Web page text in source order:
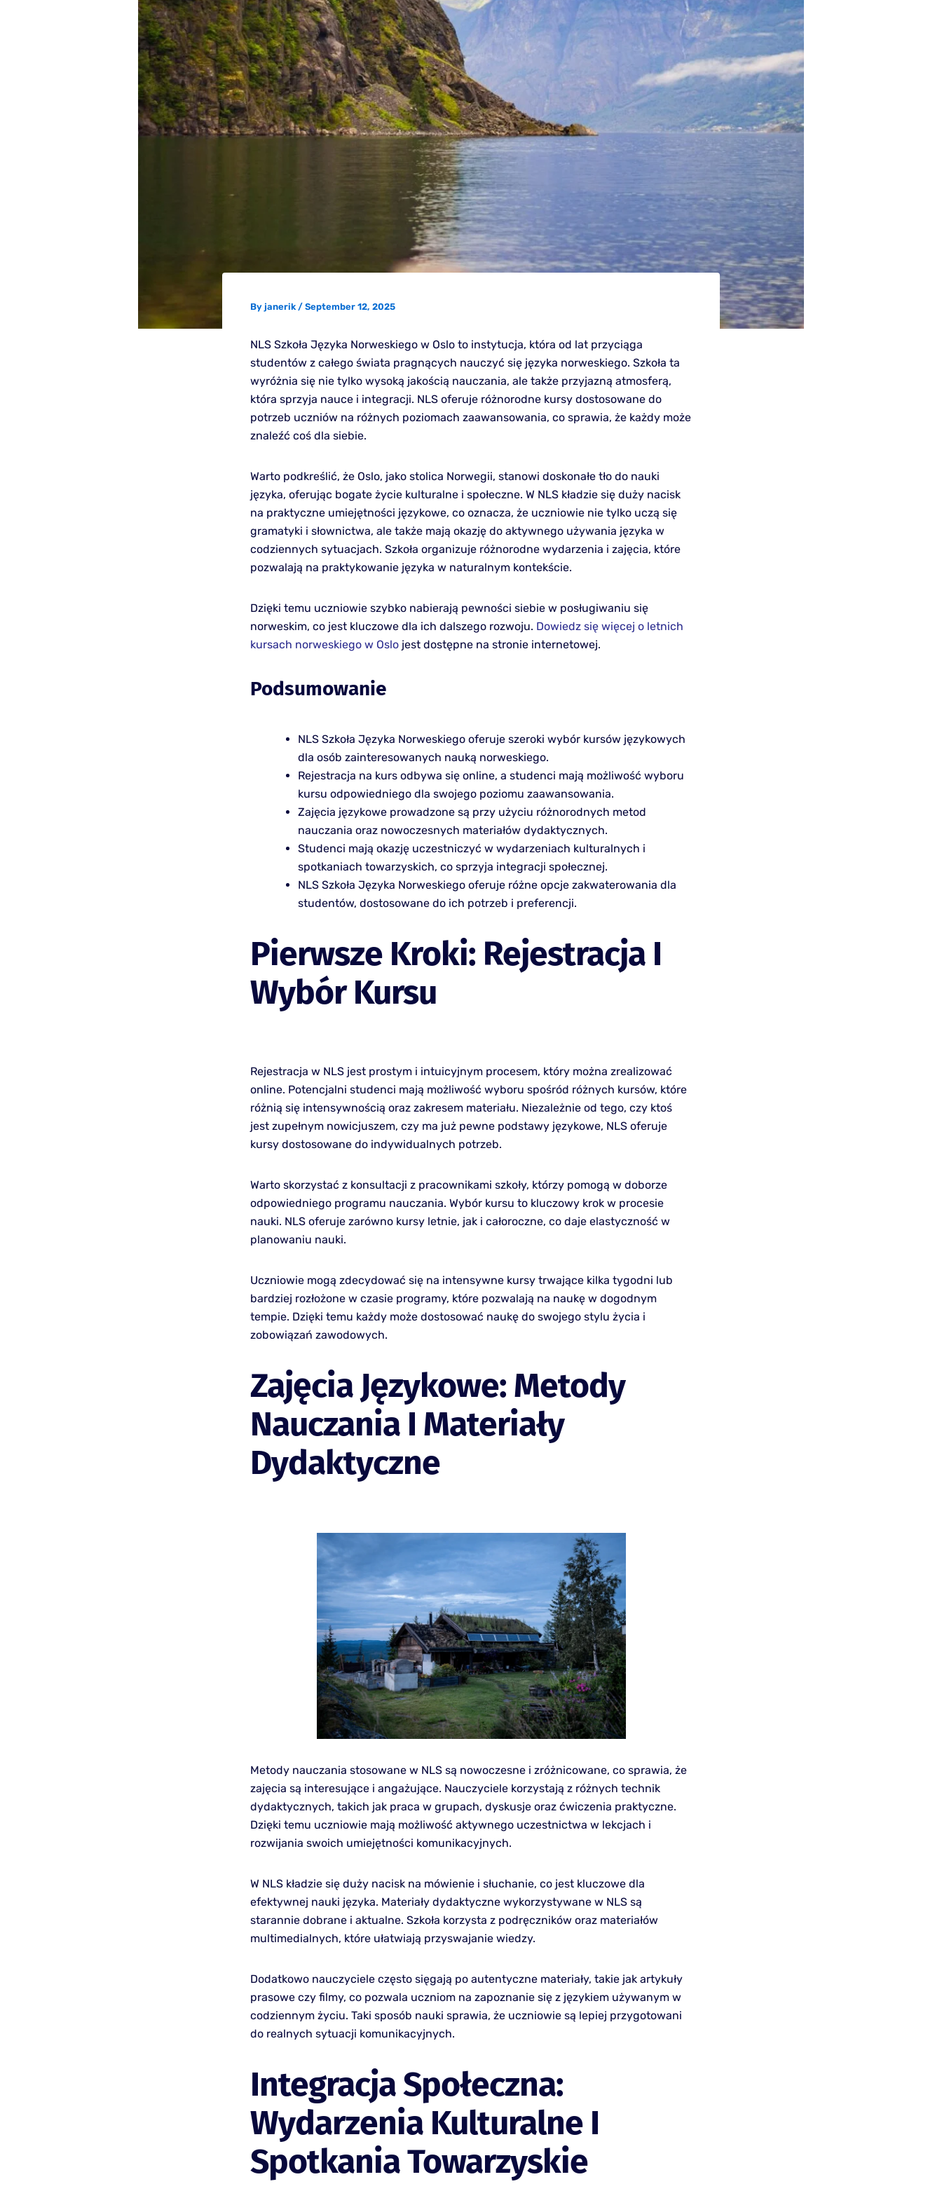
By janerik / September 12, 2025
NLS Szkoła Języka Norweskiego w Oslo to instytucja, która od lat przyciąga
studentów z całego świata pragnących nauczyć się języka norweskiego. Szkoła ta
wyróżnia się nie tylko wysoką jakością nauczania, ale także przyjazną atmosferą,
która sprzyja nauce i integracji. NLS oferuje różnorodne kursy dostosowane do
potrzeb uczniów na różnych poziomach zaawansowania, co sprawia, że każdy może
znaleźć coś dla siebie.
Warto podkreślić, że Oslo, jako stolica Norwegii, stanowi doskonałe tło do nauki
języka, oferując bogate życie kulturalne i społeczne. W NLS kładzie się duży nacisk
na praktyczne umiejętności językowe, co oznacza, że uczniowie nie tylko uczą się
gramatyki i słownictwa, ale także mają okazję do aktywnego używania języka w
codziennych sytuacjach. Szkoła organizuje różnorodne wydarzenia i zajęcia, które
pozwalają na praktykowanie języka w naturalnym kontekście.
Dzięki temu uczniowie szybko nabierają pewności siebie w posługiwaniu się
norweskim, co jest kluczowe dla ich dalszego rozwoju. Dowiedz się więcej o letnich
kursach norweskiego w Oslo jest dostępne na stronie internetowej.
Podsumowanie
NLS Szkoła Języka Norweskiego oferuje szeroki wybór kursów językowych
dla osób zainteresowanych nauką norweskiego.
Rejestracja na kurs odbywa się online, a studenci mają możliwość wyboru
kursu odpowiedniego dla swojego poziomu zaawansowania.
Zajęcia językowe prowadzone są przy użyciu różnorodnych metod
nauczania oraz nowoczesnych materiałów dydaktycznych.
Studenci mają okazję uczestniczyć w wydarzeniach kulturalnych i
spotkaniach towarzyskich, co sprzyja integracji społecznej.
NLS Szkoła Języka Norweskiego oferuje różne opcje zakwaterowania dla
studentów, dostosowane do ich potrzeb i preferencji.
Pierwsze Kroki: Rejestracja I
Wybór Kursu
Rejestracja w NLS jest prostym i intuicyjnym procesem, który można zrealizować
online. Potencjalni studenci mają możliwość wyboru spośród różnych kursów, które
różnią się intensywnością oraz zakresem materiału. Niezależnie od tego, czy ktoś
jest zupełnym nowicjuszem, czy ma już pewne podstawy językowe, NLS oferuje
kursy dostosowane do indywidualnych potrzeb.
Warto skorzystać z konsultacji z pracownikami szkoły, którzy pomogą w doborze
odpowiedniego programu nauczania. Wybór kursu to kluczowy krok w procesie
nauki. NLS oferuje zarówno kursy letnie, jak i całoroczne, co daje elastyczność w
planowaniu nauki.
Uczniowie mogą zdecydować się na intensywne kursy trwające kilka tygodni lub
bardziej rozłożone w czasie programy, które pozwalają na naukę w dogodnym
tempie. Dzięki temu każdy może dostosować naukę do swojego stylu życia i
zobowiązań zawodowych.
Zajęcia Językowe: Metody
Nauczania I Materiały
Dydaktyczne
Metody nauczania stosowane w NLS są nowoczesne i zróżnicowane, co sprawia, że
zajęcia są interesujące i angażujące. Nauczyciele korzystają z różnych technik
dydaktycznych, takich jak praca w grupach, dyskusje oraz ćwiczenia praktyczne.
Dzięki temu uczniowie mają możliwość aktywnego uczestnictwa w lekcjach i
rozwijania swoich umiejętności komunikacyjnych.
W NLS kładzie się duży nacisk na mówienie i słuchanie, co jest kluczowe dla
efektywnej nauki języka. Materiały dydaktyczne wykorzystywane w NLS są
starannie dobrane i aktualne. Szkoła korzysta z podręczników oraz materiałów
multimedialnych, które ułatwiają przyswajanie wiedzy.
Dodatkowo nauczyciele często sięgają po autentyczne materiały, takie jak artykuły
prasowe czy filmy, co pozwala uczniom na zapoznanie się z językiem używanym w
codziennym życiu. Taki sposób nauki sprawia, że uczniowie są lepiej przygotowani
do realnych sytuacji komunikacyjnych.
Integracja Społeczna:
Wydarzenia Kulturalne I
Spotkania Towarzyskie